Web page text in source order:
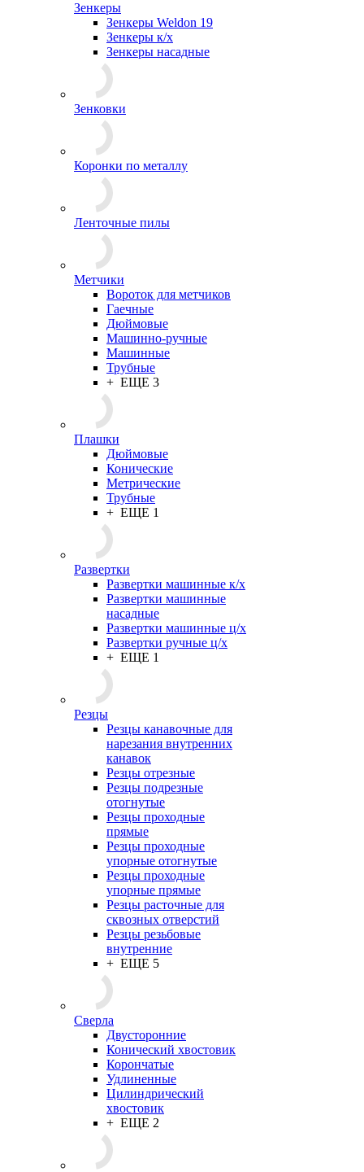
Зенкеры
Зенкеры Weldon 19
Зенкеры к/х
Зенкеры насадные
Зенковки
Коронки по металлу
Ленточные пилы
Метчики
Вороток для метчиков
Гаечные
Дюймовые
Машинно-ручные
Машинные
Трубные
+ ЕЩЕ 3
Плашки
Дюймовые
Конические
Метрические
Трубные
+ ЕЩЕ 1
Развертки
Развертки машинные к/х
Развертки машинные
насадные
Развертки машинные ц/х
Развертки ручные ц/х
+ ЕЩЕ 1
Резцы
Резцы канавочные для
нарезания внутренних
канавок
Резцы отрезные
Резцы подрезные
отогнутые
Резцы проходные
прямые
Резцы проходные
упорные отогнутые
Резцы проходные
упорные прямые
Резцы расточные для
сквозных отверстий
Резцы резьбовые
внутренние
+ ЕЩЕ 5
Сверла
Двусторонние
Конический хвостовик
Корончатые
Удлиненные
Цилиндрический
хвостовик
+ ЕЩЕ 2